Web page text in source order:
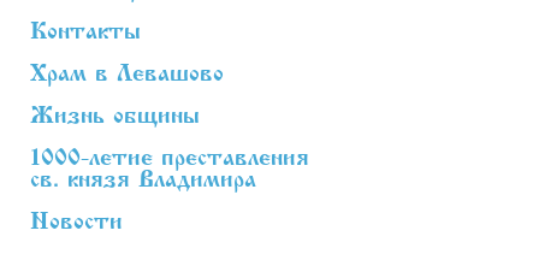
Контакты
Храм в Левашово
Жизнь общины
1000-летие преставления
св. князя Владимира
Новости